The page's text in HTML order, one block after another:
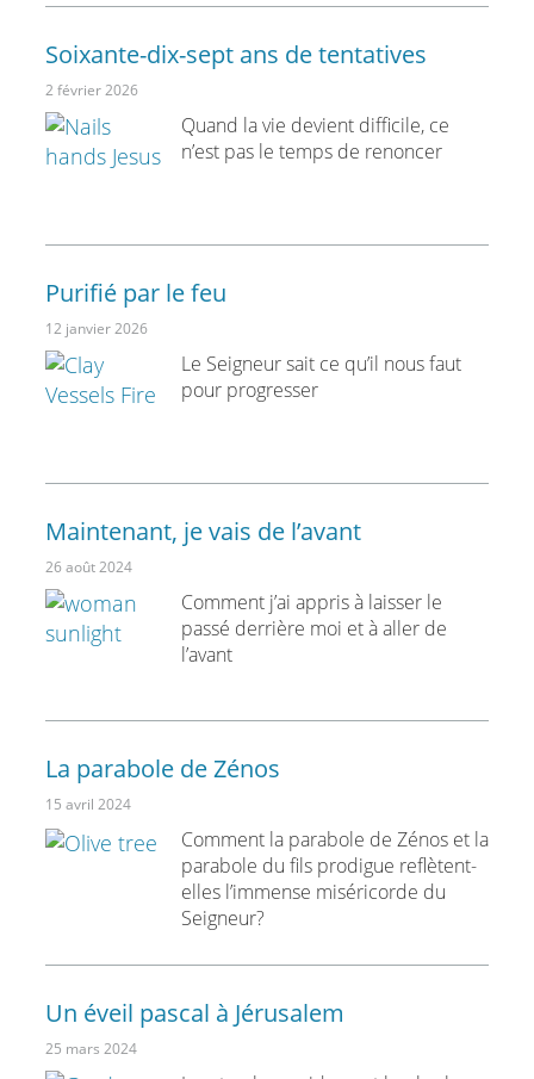
Soixante-dix-sept ans de tentatives
2 février 2026
Quand la vie devient difficile, ce
n’est pas le temps de renoncer
Purifié par le feu
12 janvier 2026
Le Seigneur sait ce qu’il nous faut
pour progresser
Maintenant, je vais de l’avant
26 août 2024
Comment j’ai appris à laisser le
passé derrière moi et à aller de
l’avant
La parabole de Zénos
15 avril 2024
Comment la parabole de Zénos et la
parabole du fils prodigue reflètent-
elles l’immense miséricorde du
Seigneur?
Un éveil pascal à Jérusalem
25 mars 2024